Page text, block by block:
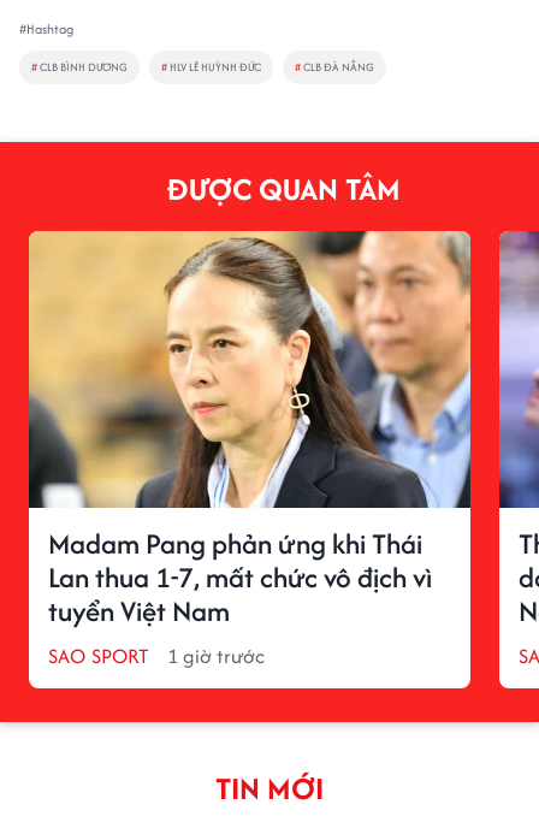
#Hashtag
#CLB BÌNH DƯƠNG # HLV LÊ HUỲNH ĐỨC #CLB ĐÀ NẴNG
ĐƯỢC QUAN TÂM
Madam Pang phản ứng khi Thái
Lan thua 1-7, mất chức vô địch vì
tuyển Việt Nam
SAO SPORT 1 giờ trước
TIN MỚI